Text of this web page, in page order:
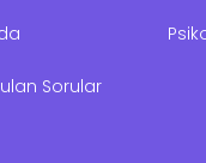
Sorular